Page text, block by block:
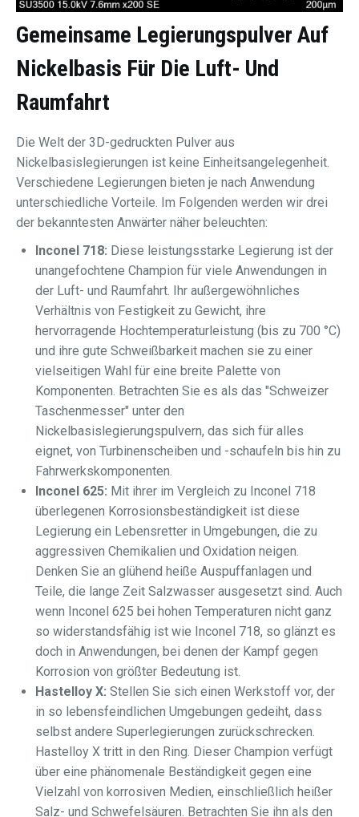
Gemeinsame Legierungspulver Auf
Nickelbasis Für Die Luft- Und
Raumfahrt
Die Welt der 3D-gedruckten Pulver aus
Nickelbasislegierungen ist keine Einheitsangelegenheit.
Verschiedene Legierungen bieten je nach Anwendung
unterschiedliche Vorteile. Im Folgenden werden wir drei
der bekanntesten Anwärter näher beleuchten:
Inconel 718: Diese leistungsstarke Legierung ist der
unangefochtene Champion für viele Anwendungen in
der Luft- und Raumfahrt. Ihr außergewöhnliches
Verhältnis von Festigkeit zu Gewicht, ihre
hervorragende Hochtemperaturleistung (bis zu 700 °C)
und ihre gute Schweißbarkeit machen sie zu einer
vielseitigen Wahl für eine breite Palette von
Komponenten. Betrachten Sie es als das "Schweizer
Taschenmesser" unter den
Nickelbasislegierungspulvern, das sich für alles
eignet, von Turbinenscheiben und -schaufeln bis hin zu
Fahrwerkskomponenten.
Inconel 625: Mit ihrer im Vergleich zu Inconel 718
überlegenen Korrosionsbeständigkeit ist diese
Legierung ein Lebensretter in Umgebungen, die zu
aggressiven Chemikalien und Oxidation neigen.
Denken Sie an glühend heiße Auspuffanlagen und
Teile, die lange Zeit Salzwasser ausgesetzt sind. Auch
wenn Inconel 625 bei hohen Temperaturen nicht ganz
so widerstandsfähig ist wie Inconel 718, so glänzt es
doch in Anwendungen, bei denen der Kampf gegen
Korrosion von größter Bedeutung ist.
Hastelloy X: Stellen Sie sich einen Werkstoff vor, der
in so lebensfeindlichen Umgebungen gedeiht, dass
selbst andere Superlegierungen zurückschrecken.
Hastelloy X tritt in den Ring. Dieser Champion verfügt
über eine phänomenale Beständigkeit gegen eine
Vielzahl von korrosiven Medien, einschließlich heißer
Salz- und Schwefelsäuren. Betrachten Sie ihn als den